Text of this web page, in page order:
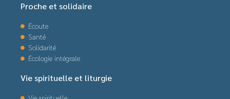
Proche et solidaire
Écoute
Santé
Solidarité
Écologie intégrale
Vie spirituelle et liturgie